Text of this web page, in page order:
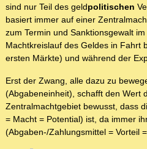
sind nur Teil des geldpolitischen
basiert immer auf einer
zum Termin und Sanktionsgewalt
Machtkreislauf des Geldes in Fahrt
ersten Märkte) und während der
Erst der Zwang, alle dazu zu
(Abgabeneinheit), schafft den Wert
Zentralmachtgebiet bewusst, dass
= Macht = Potential) ist, da immer
(Abgaben-/Zahlungsmittel = Vorteil